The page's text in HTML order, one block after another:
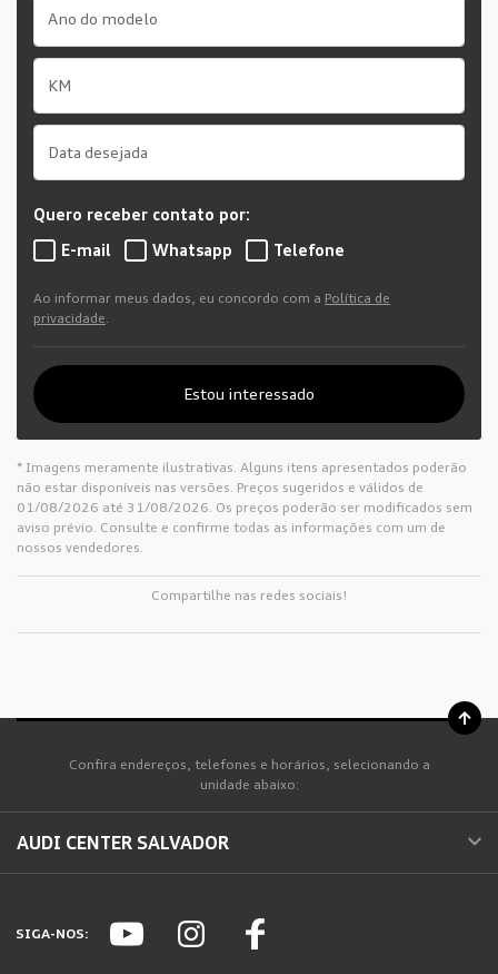
Quero receber contato por:
E-mail
Whatsapp Telefone
Ao informar meus dados, eu concordo com a Política de
privacidade.
Estou interessado
* Imagens meramente ilustrativas. Alguns itens apresentados poderão
não estar disponíveis nas versões. Preços sugeridos e válidos de
01/08/2026 até 31/08/2026. Os preços poderão ser modificados sem
aviso prévio. Consulte e confirme todas as informações com um de
nossos vendedores.
Compartilhe nas redes sociais!
Confira endereços, telefones e horários, selecionando a
unidade abaixo:
AUDI CENTER SALVADOR
SIGA-NOS: